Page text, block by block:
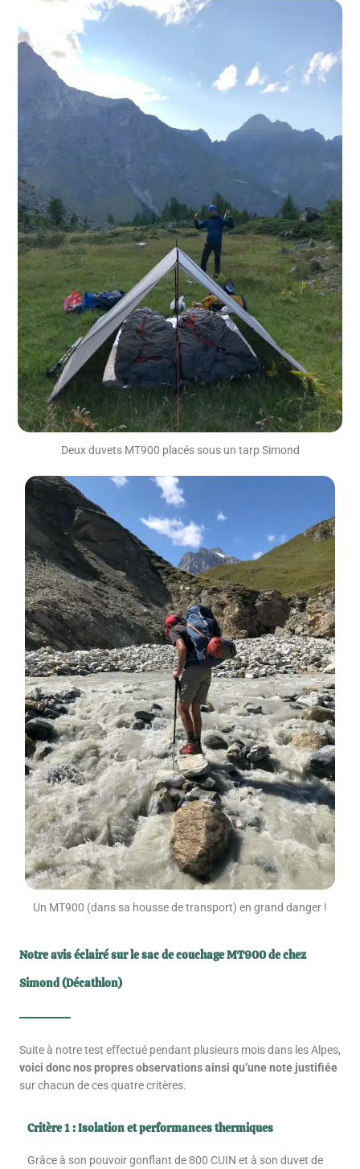
Deux duvets MT900 placés sous un tarp Simond
Un MT900 (dans sa housse de transport) en grand danger !
Notre avis éclairé sur le sac de couchage MT900 de chez
Simond (Décathlon)
Suite à notre test effectué pendant plusieurs mois dans les Alpes,
voici donc nos propres observations ainsi qu’une note justifiée
sur chacun de ces quatre critères.
Critère 1 : Isolation et performances thermiques
Grâce à son pouvoir gonflant de 800 CUIN et à son duvet de